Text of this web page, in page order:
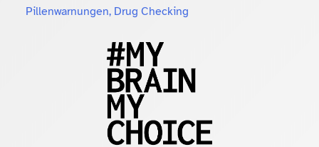
Pillenwarnungen, Drug Checking